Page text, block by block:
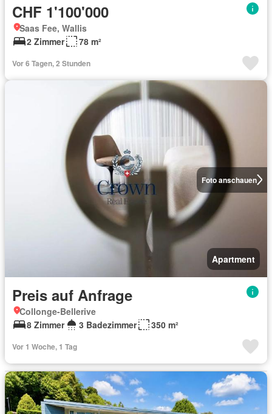
CHF 1'100'000
Saas Fee, Wallis
2 Zimmer
78 m²
Vor 6 Tagen, 2 Stunden
Foto anschauen
Apartment
Preis auf Anfrage
Collonge-Bellerive
8 Zimmer
3 Badezimmer 350 m²
Vor 1 Woche, 1 Tag